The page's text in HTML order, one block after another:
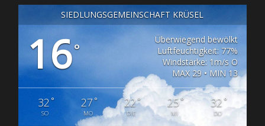
SIEDLUNGSGEMEINSCHAFT KRÜSEL
16°
Überwiegend bewölkt
Luftfeuchtigkeit: 77%
Windstärke: 1m/s O
MAX 29 • MIN 13
32 °
SO
27°
MO
22°
DIE
25°
MI
32 °
DO